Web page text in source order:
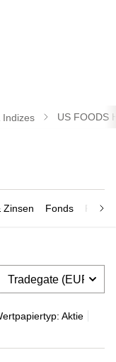
Indizes US FOODS
Zinsen Fonds
Aktie